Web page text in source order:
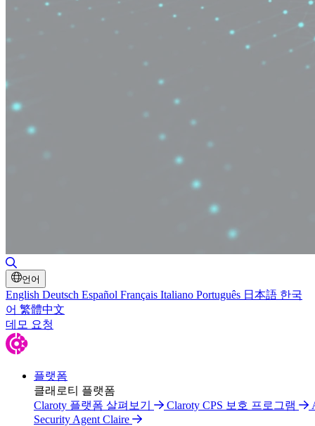
언어
English Deutsch Español Français Italiano Português 日本語 한국
어 繁體中文
데모 요청
플랫폼
클래로티 플랫폼
Claroty 플랫폼 살펴보기
Claroty CPS 보호 프로그램
Security Agent Claire